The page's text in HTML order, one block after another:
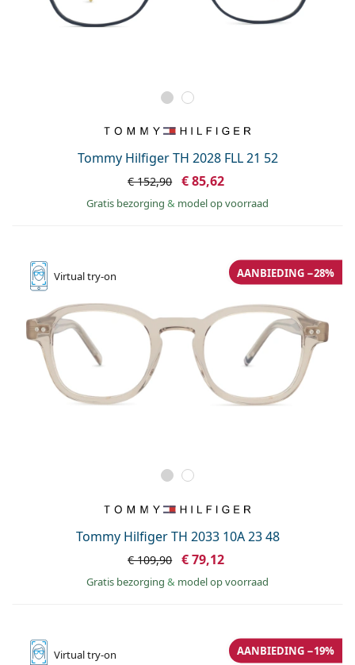
Tommy Hilfiger TH 2028 FLL 21 52
€ 152,90 € 85,62
Gratis bezorging & model op voorraad
Virtualtry-on
Tommy Hilfiger TH 2033 10A 23 48
AANBIEDING −28%
€ 109,90 € 79,12
Gratis bezorging & model op voorraad
Virtualtry-on AANBIEDING −19%